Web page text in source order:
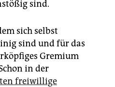
sind.
sich selbst
sind und für das
Gremium
in der
freiwillige